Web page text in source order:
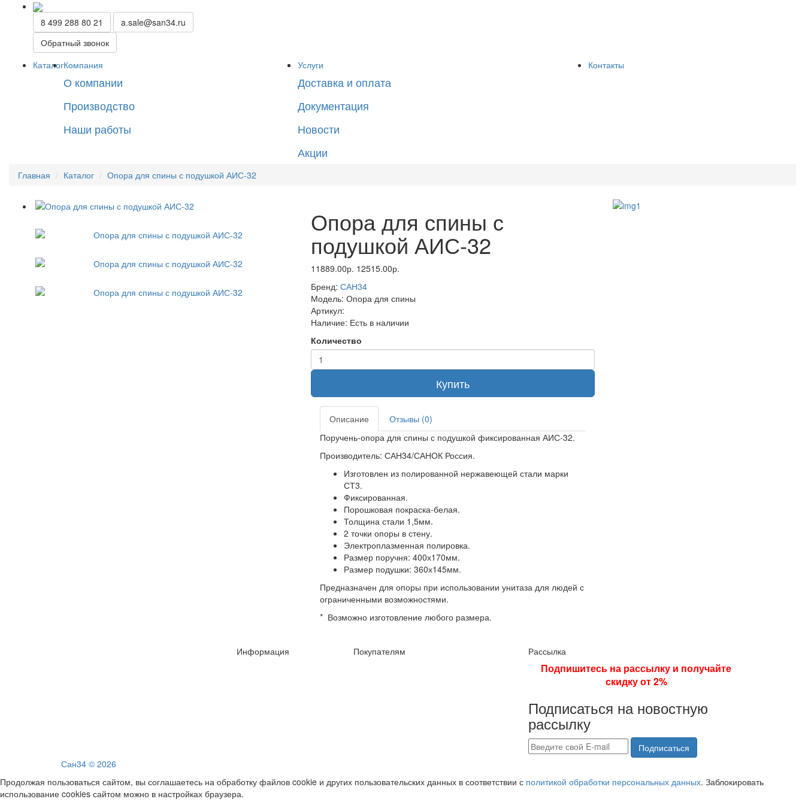
8 499 288 80 21
a.sale@san34.ru
Обратный звонок
КаталогКомпания
О компании
Производство
Наши работы
Услуги
Доставка и оплата
Документация
Новости
Акции
Контакты
Главная Каталог Опора для спины с подушкой АИС-32
Опора для спины с
подушкой АИС-32
11889.00р. 12515.00р.
Бренд: САН34
Модель: Опора для спины
Артикул:
Наличие: Есть в наличии
Количество
Купить
Описание
Отзывы (0)
Поручень-опора для спины с подушкой фиксированная АИС-32.
Производитель: САН34/САНОК Россия.
Изготовлен из полированной нержавеющей стали марки
СТ3.
Фиксированная.
Порошковая покраска-белая.
Толщина стали 1,5мм.
2 точки опоры в стену.
Электроплазменная полировка.
Размер поручня: 400х170мм.
Размер подушки: 360х145мм.
Предназначен для опоры при использовании унитаза для людей с
ограниченными возможностями.
* Возможно изготовление любого размера.
Информация Покупателям Рассылка
Подпишитесь на рассылку и получайте
скидку от 2%
Подписаться на новостную
рассылку
Подписаться
Сан34 © 2026
Продолжая пользоваться сайтом, вы соглашаетесь на обработку файлов cookie и других пользовательских данных в соответствии с политикой обработки персональных данных. Заблокировать
использование cookies сайтом можно в настройках браузера.